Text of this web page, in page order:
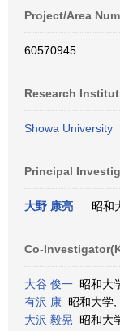
Project/Area
60570945
Research
Showa University
Principal
大野 康亮 昭和
Co-
大谷 俊一 昭和大
有沢 康 昭和大学
大沢 毅晃 昭和大